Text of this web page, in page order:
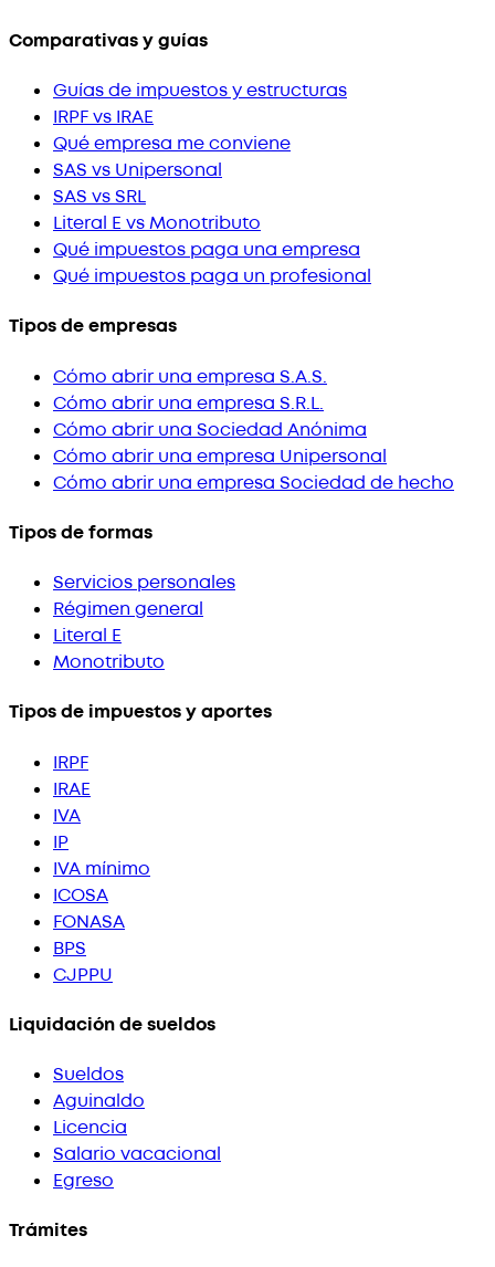
Comparativas y guías
Guías de impuestos y estructuras
IRPF vs IRAE
Qué empresa me conviene
SAS vs Unipersonal
SAS vs SRL
Literal E vs Monotributo
Qué impuestos paga una empresa
Qué impuestos paga un profesional
Tipos de empresas
Cómo abrir una empresa S.A.S.
Cómo abrir una empresa S.R.L.
Cómo abrir una Sociedad Anónima
Cómo abrir una empresa Unipersonal
Cómo abrir una empresa Sociedad de hecho
Tipos de formas
Servicios personales
Régimen general
Literal E
Monotributo
Tipos de impuestos y aportes
IRPF
IRAE
IVA
IP
IVA mínimo
ICOSA
FONASA
BPS
CJPPU
Liquidación de sueldos
Sueldos
Aguinaldo
Licencia
Salario vacacional
Egreso
Trámites